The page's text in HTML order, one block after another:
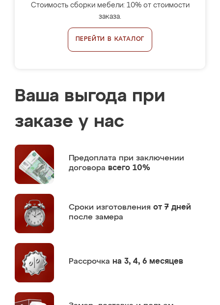
Стоимость сборки мебели: 10% от стоимости
заказа.
ПЕРЕЙТИ В КАТАЛОГ
Ваша выгода при
заказе у нас
Предоплата при заключении
договора всего 10%
Сроки изготовления от 7 дней
после замера
Рассрочка на 3, 4, 6 месяцев